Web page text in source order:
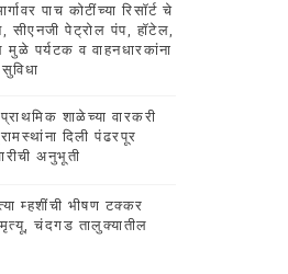
पाच कोटींच्या रिसॉर्ट चे
सीएनजी पेट्रोल पंप, हॉटेल,
मुळे पर्यटक व वाहनधारकांना
शाळेच्या वारकरी
दिली पंढरपूर
अनुभूती
म्हशींची भीषण टक्कर
मृत्यू, चंदगड तालुक्यातील